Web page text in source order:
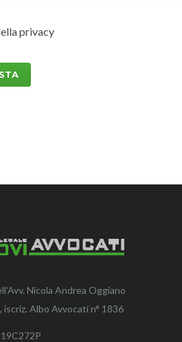
privacy
Nicola Andrea Oggiano
iscriz. Albo Avvocati n° 1836